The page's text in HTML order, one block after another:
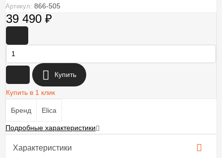
Артикул: 866-505
39 490 ₽
Купить
Купить в 1 клик
Бренд Elica
Подробные характеристики
Характеристики